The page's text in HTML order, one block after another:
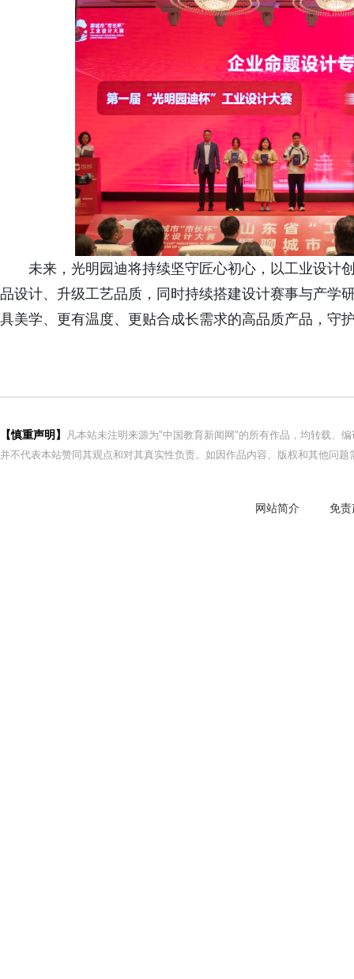
未来，光明园迪将持续坚守匠心初心，以工业设计
品设计、升级工艺品质，同时持续搭建设计赛事与产学
具美学、更有温度、更贴合成长需求的高品质产品，守
【慎重声明】
凡本站未注明来源为"中国教育新闻网"的所有作品，均转载、
并不代表本站赞同其观点和对其真实性负责。如因作品内容、版权和其他问
网站简介 免责